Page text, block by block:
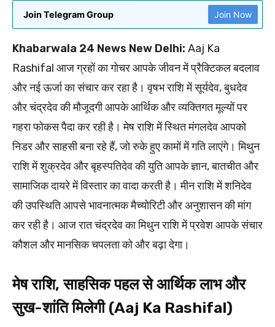
Join Telegram Group Join Now
Khabarwala 24 News New Delhi: Aaj Ka
Rashifal आज ग्रहों का गोचर आपके जीवन में प्रैक्टिकल बदलाव
और नई ऊर्जा का संचार कर रहा है। वृषभ राशि में सूर्यदेव, बुधदेव
और चंद्रदेव की मौजूदगी आपके आर्थिक और व्यक्तिगत मूल्यों पर
गहरा फोकस पैदा कर रही है। मेष राशि में स्थित मंगलदेव आपको
निडर और साहसी बना रहे हैं, जो रुके हुए कामों में गति लाएंगे। मिथुन
राशि में शुक्रदेव और बृहस्पतिदेव की युति आपके ज्ञान, बातचीत और
सामाजिक दायरे में विस्तार का वादा करती है। मीन राशि में शनिदेव
की उपस्थिति आपसे भावनात्मक मैच्योरिटी और अनुशासन की मांग
कर रही है। आज रात चंद्रदेव का मिथुन राशि में प्रवेश आपके संचार
कौशल और मानसिक चपलता को और बढ़ा देगा।
मेष राशि, साहसिक पहल से आर्थिक लाभ और
सुख-शांति मिलेगी (Aaj Ka Rashifal)